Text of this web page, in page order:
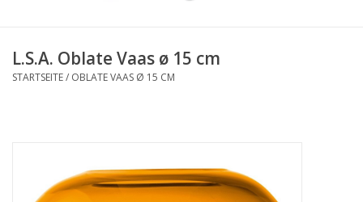
Karaffen
L.S.A. Oblate Vaas ø 15 cm
STARTSEITE/ OBLATE VAAS Ø 15 CM